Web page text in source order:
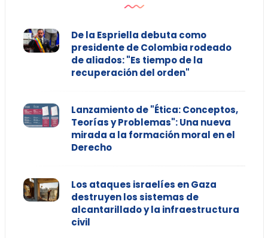
De la Espriella debuta como
presidente de Colombia rodeado
de aliados: "Es tiempo de la
recuperación del orden"
Lanzamiento de "Ética: Conceptos,
Teorías y Problemas": Una nueva
mirada a la formación moral en el
Derecho
Los ataques israelíes en Gaza
destruyen los sistemas de
alcantarillado y la infraestructura
civil